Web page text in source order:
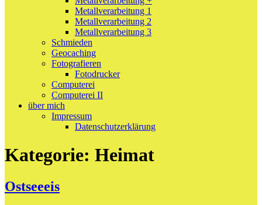
Metallverarbeitung 1
Metallverarbeitung 2
Metallverarbeitung 3
Schmieden
Geocaching
Fotografieren
Fotodrucker
Computerei
Computerei II
über mich
Impressum
Datenschutzerklärung
Kategorie: Heimat
Ostseeeis